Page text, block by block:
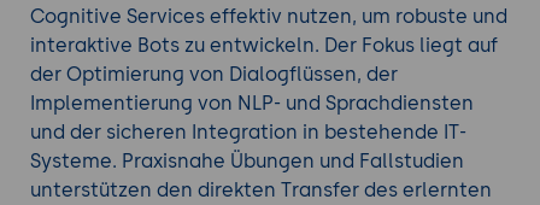
Conversational AI
Finden Sie weitere für Sie passende
Azure
Trainings
Cognitive Services effektiv nutzen, um robuste und
interaktive Bots zu entwickeln. Der Fokus liegt auf
der Optimierung von Dialogflüssen, der
Implementierung von NLP- und Sprachdiensten
und der sicheren Integration in bestehende IT-
Systeme. Praxisnahe Übungen und Fallstudien
unterstützen den direkten Transfer des erlernten